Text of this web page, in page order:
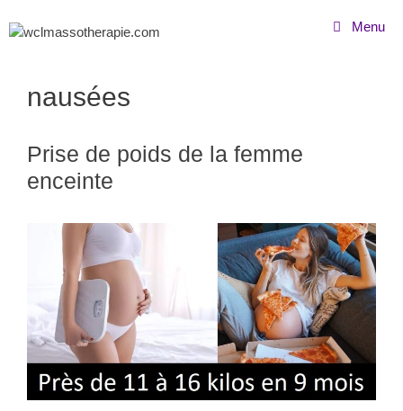
Menu
nausées
Prise de poids de la femme
enceinte